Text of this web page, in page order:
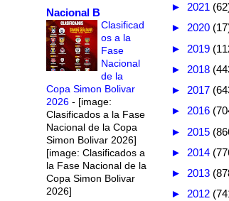
Nacional B
Clasificad
os a la
Fase
Nacional
de la
Copa Simon Bolivar
2026 - [image:
Clasificados a la Fase
Nacional de la Copa
Simon Bolivar 2026]
[image: Clasificados a
la Fase Nacional de la
Copa Simon Bolivar
2026]
► 2021
► 2020
► 2019
► 2018
► 2017
► 2016
► 2015
► 2014
► 2013
► 2012